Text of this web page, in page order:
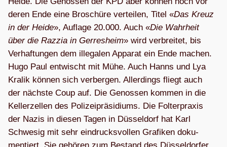
deren Ende eine Bro­schüre ver­tei­len, Titel «Das Kreuz
in der Heide», Auf­lage 20.000. Auch «Die Wahr­heit
über die Raz­zia in Ger­res­heim» wird ver­brei­tet, bis
Ver­haf­tun­gen dem ille­ga­len Appa­rat ein Ende machen.
Hugo Paul ent­wischt mit Mühe. Auch Hanns und Lya
Kra­lik kön­nen sich ver­ber­gen. Aller­dings fliegt auch
der nächste Coup auf. Die Genos­sen kom­men in die
Kel­ler­zel­len des Poli­zei­prä­si­di­ums. Die Fol­ter­pra­xis
der Nazis in die­sen Tagen in Düs­sel­dorf hat Karl
Schwe­sig mit sehr ein­drucks­vol­len Gra­fi­ken doku­